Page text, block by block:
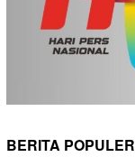
BERITA POPULER